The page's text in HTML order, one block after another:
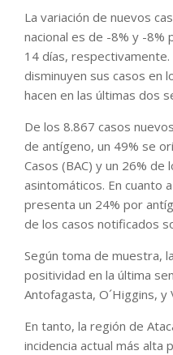
La variación de nuevos
nacional es de -8% y -8%
14 días,
disminuyen sus casos en
hacen en las últimas dos
De los 8.867 casos
de antígeno, un 49% se
Casos (BAC) y un 26% de
asintomáticos. En cuanto
presenta un 24% por
de los casos notificados
Según toma de muestra,
positividad en la última
Antofagasta, O´Higgins, y
En tanto, la región de
incidencia actual más alta